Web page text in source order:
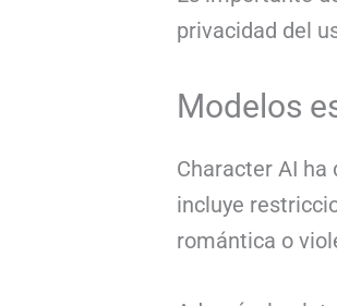
privacidad del
Modelos
Character AI
incluye
romántica o